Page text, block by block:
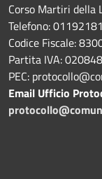
Corso Martiri della
Telefono:
Codice Fiscale:
Partita IVA:
PEC:
Email Ufficio